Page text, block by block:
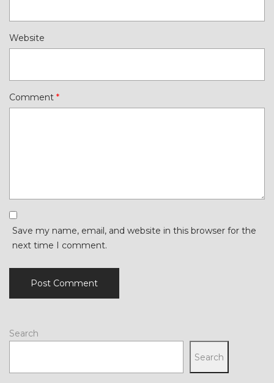
Website
Comment *
Save my name, email, and website in this browser for the
next time I comment.
Search
Search